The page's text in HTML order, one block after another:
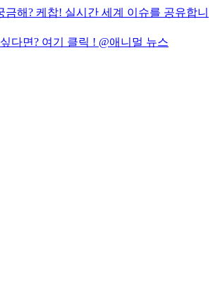
금해? 케찹! 실시간 세계 이슈를 공유합니
다면? 여기 클릭 ! @애니멀 뉴스